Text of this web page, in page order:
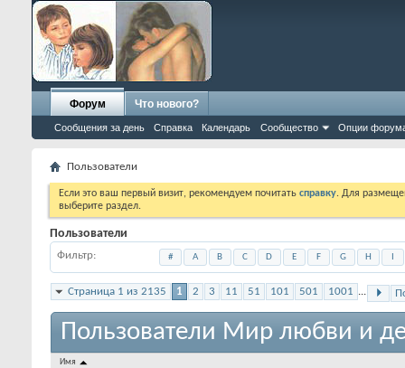
Форум
Сообщения за день Справка Календарь Сообщество Опции
Что нового?
Пользователи
Если это ваш первый визит, рекомендуем почитать справку. Для
выберите раздел.
Пользователи
Фильтр # A B C D E F G H
Страница 1 из 2135 1 2 3 11 51 101 501 1001 ...
Пользователи Мир любви и
Имя